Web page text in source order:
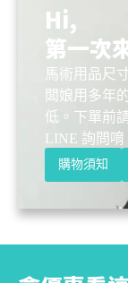
Hi,
第一次
馬術用品尺
闆娘用多年
低。下單前
LINE 詢問唷
購物須知